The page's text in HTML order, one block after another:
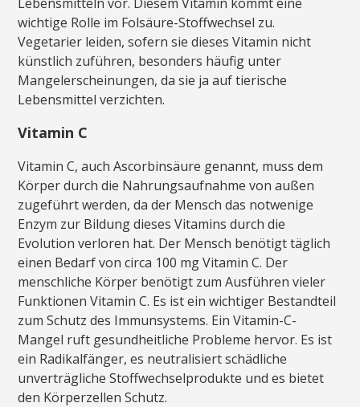
wichtige Rolle im Folsäure-Stoffwechsel zu.
Vegetarier leiden, sofern sie dieses Vitamin nicht
künstlich zuführen, besonders häufig unter
Mangelerscheinungen, da sie ja auf tierische
Lebensmittel verzichten.
Vitamin C
Vitamin C, auch Ascorbinsäure genannt, muss dem
Körper durch die Nahrungsaufnahme von außen
zugeführt werden, da der Mensch das notwenige
Enzym zur Bildung dieses Vitamins durch die
Evolution verloren hat. Der Mensch benötigt täglich
einen Bedarf von circa 100 mg Vitamin C. Der
menschliche Körper benötigt zum Ausführen vieler
Funktionen Vitamin C. Es ist ein wichtiger Bestandteil
zum Schutz des Immunsystems. Ein Vitamin-C-
Mangel ruft gesundheitliche Probleme hervor. Es ist
ein Radikalfänger, es neutralisiert schädliche
unverträgliche Stoffwechselprodukte und es bietet
den Körperzellen Schutz.